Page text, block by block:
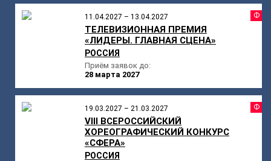
11.04.2027 – 13.04.2027
ТЕЛЕВИЗИОННАЯ ПРЕМИЯ
«ЛИДЕРЫ. ГЛАВНАЯ СЦЕНА»
РОССИЯ
Приём заявок до:
28 марта 2027
19.03.2027 – 21.03.2027
VIII ВСЕРОССИЙСКИЙ
ХОРЕОГРАФИЧЕСКИЙ КОНКУРС
«СФЕРА»
РОССИЯ